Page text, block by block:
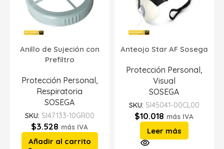
Anillo de Sujeción con
Prefiltro
Protección Personal,
Respiratoria
SOSEGA
SKU: SI47133-10GR00
$3.528 más IVA
Añadir al carrito
Anteojo Star AF Sosega
Protección Personal,
Visual
SOSEGA
SKU: SI45041-00CL00
$10.018 más IVA
Leer más